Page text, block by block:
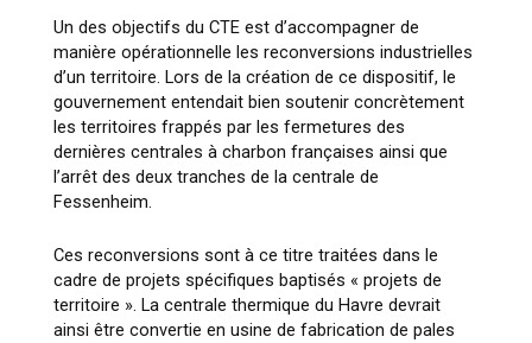
Un des objectifs du CTE est d’accompagner de
manière opérationnelle les reconversions industrielles
d’un territoire. Lors de la création de ce dispositif, le
gouvernement entendait bien soutenir concrètement
les territoires frappés par les fermetures des
dernières centrales à charbon françaises ainsi que
l’arrêt des deux tranches de la centrale de
Fessenheim.
Ces reconversions sont à ce titre traitées dans le
cadre de projets spécifiques baptisés « projets de
territoire ». La centrale thermique du Havre devrait
ainsi être convertie en usine de fabrication de pales